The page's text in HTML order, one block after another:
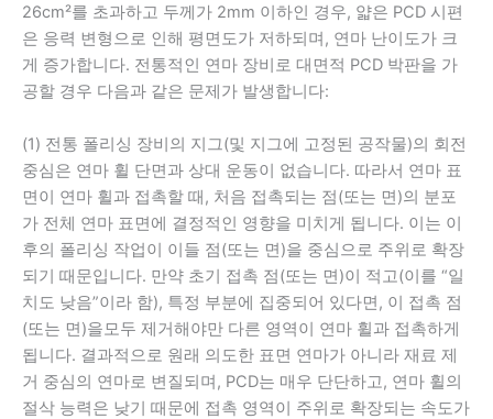
26cm²를 초과하고 두께가 2mm 이하인 경우, 얇은 PCD 시편
은 응력 변형으로 인해 평면도가 저하되며, 연마 난이도가 크
게 증가합니다. 전통적인 연마 장비로 대면적 PCD 박판을 가
공할 경우 다음과 같은 문제가 발생합니다:
(1) 전통 폴리싱 장비의 지그(및 지그에 고정된 공작물)의 회전
중심은 연마 휠 단면과 상대 운동이 없습니다. 따라서 연마 표
면이 연마 휠과 접촉할 때, 처음 접촉되는 점(또는 면)의 분포
가 전체 연마 표면에 결정적인 영향을 미치게 됩니다. 이는 이
후의 폴리싱 작업이 이들 점(또는 면)을 중심으로 주위로 확장
되기 때문입니다. 만약 초기 접촉 점(또는 면)이 적고(이를 “일
치도 낮음”이라 함), 특정 부분에 집중되어 있다면, 이 접촉 점
(또는 면)을모두 제거해야만 다른 영역이 연마 휠과 접촉하게
됩니다. 결과적으로 원래 의도한 표면 연마가 아니라 재료 제
거 중심의 연마로 변질되며, PCD는 매우 단단하고, 연마 휠의
절삭 능력은 낮기 때문에 접촉 영역이 주위로 확장되는 속도가